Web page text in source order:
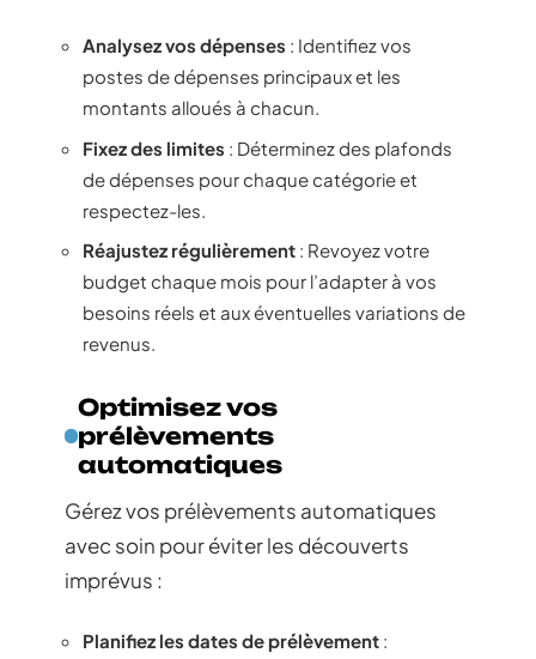
Analysez vos dépenses : Identifiez vos
postes de dépenses principaux et les
montants alloués à chacun.
Fixez des limites : Déterminez des plafonds
de dépenses pour chaque catégorie et
respectez-les.
Réajustez régulièrement : Revoyez votre
budget chaque mois pour l’adapter à vos
besoins réels et aux éventuelles variations de
revenus.
Optimisez vos
prélèvements
automatiques
Gérez vos prélèvements automatiques
avec soin pour éviter les découverts
imprévus :
Planifiez les dates de prélèvement :